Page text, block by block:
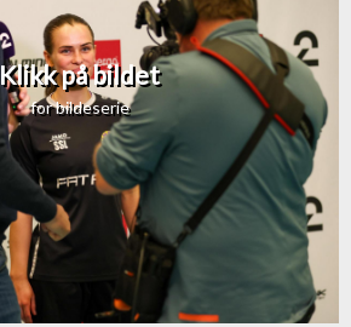
Klikk på bildet
for bildeserie